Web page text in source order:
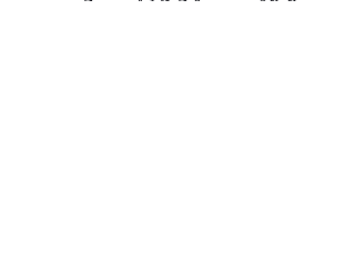
และนายวีระพจน์ โต๊ะลีบำรุง รองผู้บังคับการ